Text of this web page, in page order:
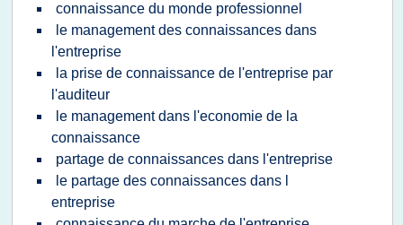
connaissance du monde professionnel
le management des connaissances dans
l'entreprise
la prise de connaissance de l'entreprise par
l'auditeur
le management dans l'economie de la
connaissance
partage de connaissances dans l'entreprise
le partage des connaissances dans l
entreprise